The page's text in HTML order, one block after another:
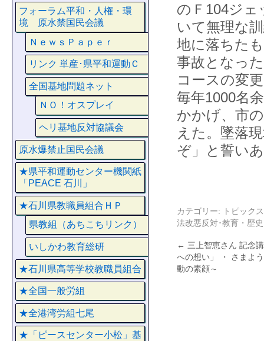
のＦ104ジェ
いて無理な
地に落ちた
事故となっ
コースの変
毎年1000名
かかげ、市
えた。墜落
ぞ」と誓い
カテゴリー:
トピックス
法改悪反対･教育・歴史
← 三上智恵さん 記念
への想い」 ・ さまよ
動の素顔～
フォーラム平和・人権・環
境 原水禁国民会議
ＮｅｗｓＰａｐｅｒ
リンク 単産･県平和運動Ｃ
全国基地問題ネット
ＮＯ！オスプレイ
ヘリ基地反対協議会
原水爆禁止国民会議
★県平和運動センター機関紙
「PEACE 石川」
★石川県教職員組合ＨＰ
県教組（あちこちリンク）
いしかわ教育総研
★石川県高等学校教職員組合
★全国一般労組
★全港湾労組七尾
★「ピースセンター小松」基